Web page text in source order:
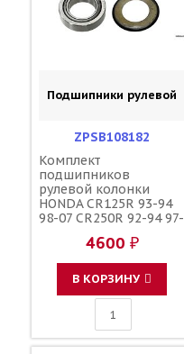
Подшипники рулевой
ZPSB108182
Комплект
подшипников
рулевой колонки
HONDA CR125R 93-94
98-07 CR250R 92-94 97-
25 CRF250X 04-17
CRF450R 02-08 17-25
CRF250/450RX 17-25
PARTS 22-1010 91015-
KZ4-701 53214-KZ4-
701 53214-KZ3-861
4600 ₽
В КОРЗИНУ